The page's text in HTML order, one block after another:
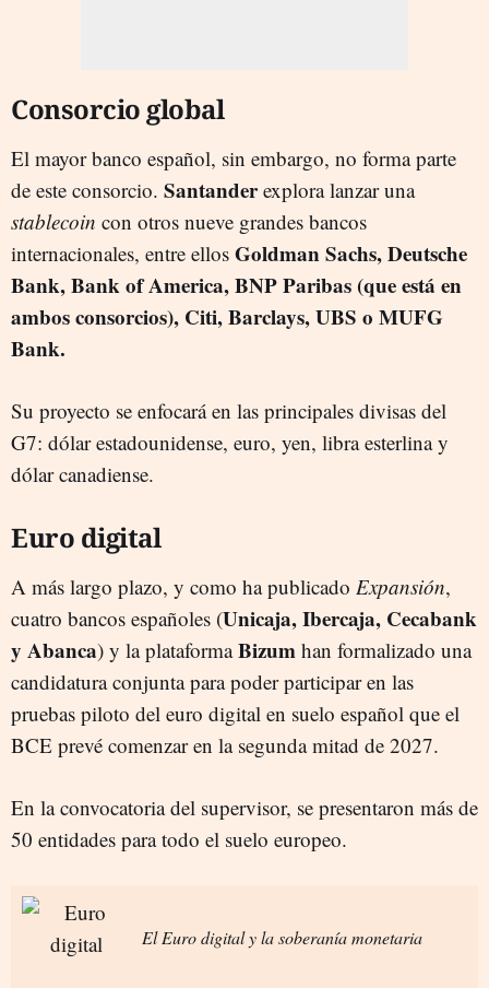
Consorcio global
El mayor banco español, sin embargo, no forma parte
de este consorcio. Santanderexplora lanzar una
stablecoin con otros nueve grandes bancos
internacionales, entre ellos Goldman Sachs, Deutsche
Bank, Bank of America, BNP Paribas (que está en
ambos consorcios), Citi, Barclays, UBS o MUFG
Bank.
Su proyecto se enfocará en las principales divisas del
G7: dólar estadounidense, euro, yen, libra esterlina y
dólar canadiense.
Euro digital
A más largo plazo, y como ha publicado Expansión,
cuatro bancos españoles (Unicaja, Ibercaja, Cecabank
y Abanca) y la plataformaBizum han formalizado una
candidatura conjunta para poder participar en las
pruebas piloto del euro digital en suelo español que el
BCE prevé comenzar en la segunda mitad de 2027.
En la convocatoria del supervisor, se presentaron más de
50 entidades para todo el suelo europeo.
El Euro digital y la soberanía monetaria